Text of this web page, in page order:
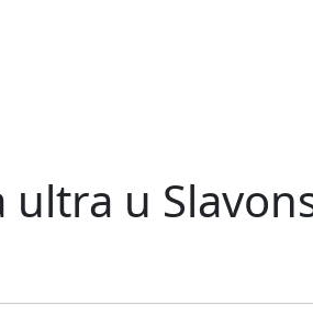
ultra u